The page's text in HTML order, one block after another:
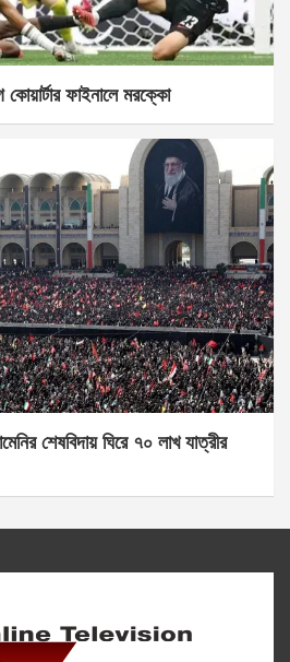
কোয়ার্টার ফাইনালে মরক্কো
শেষবিদায় ঘিরে ৭০ লাখ যাত্রীর